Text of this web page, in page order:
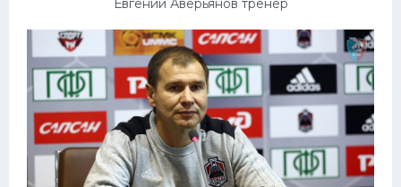
Евгений Аверьянов тренер